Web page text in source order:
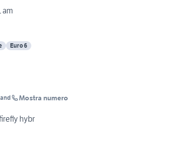
am
Euro 6
Mostra numero
hybr